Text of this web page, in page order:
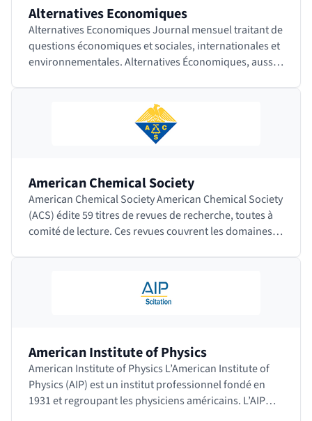
Alternatives Economiques
Alternatives Economiques Journal mensuel traitant de
questions économiques et sociales, internationales et
environnementales. Alternatives Économiques, aussi
American Chemical Society
American Chemical Society American Chemical Society
(ACS) édite 59 titres de revues de recherche, toutes à
comité de lecture. Ces revues couvrent les domaines
American Institute of Physics
American Institute of Physics L’American Institute of
Physics (AIP) est un institut professionnel fondé en
1931 et regroupant les physiciens américains. L’AIP